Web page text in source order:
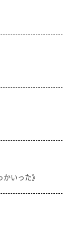
いった》